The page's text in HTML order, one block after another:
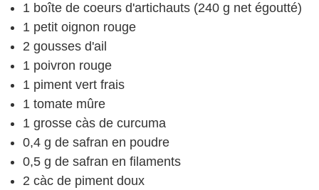
1 boîte de coeurs d'artichauts (240 g net égoutté)
1 petit oignon rouge
2 gousses d'ail
1 poivron rouge
1 piment vert frais
1 tomate mûre
1 grosse càs de curcuma
0,4 g de safran en poudre
0,5 g de safran en filaments
2 càc de piment doux